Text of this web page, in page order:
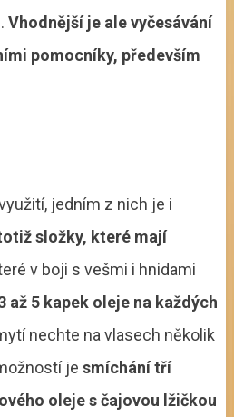
Vhodnější je ale vyčesávání
pomocníky, především
jedním z nich je i
složky, které mají
v boji s vešmi i hnidami
až 5 kapek oleje na každých
nechte na vlasech několik
je smíchání tří
oleje s čajovou lžičkou